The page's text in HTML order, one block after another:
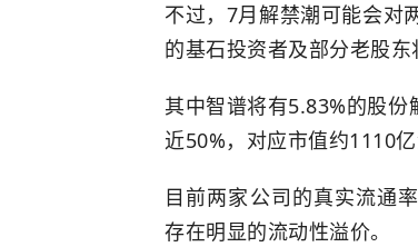
不过，7月解禁潮可能会对
的基石投资者及部分老股东
其中智谱将有5.83%的股
近50%，对应市值约1110亿
目前两家公司的真实流通
存在明显的流动性溢价。